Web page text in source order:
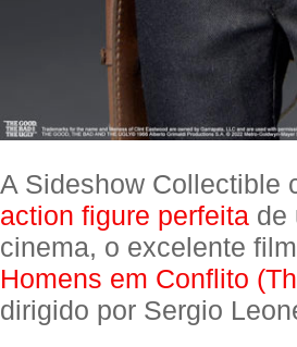
A Sideshow Collectible
action figure perfeita de
cinema, o excelente
Homens em Conflito
dirigido por Sergio